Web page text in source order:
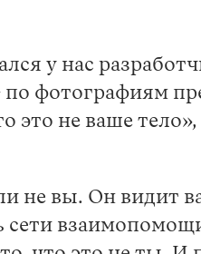
у нас
фотографиям
это не ваше
не вы. Он видит